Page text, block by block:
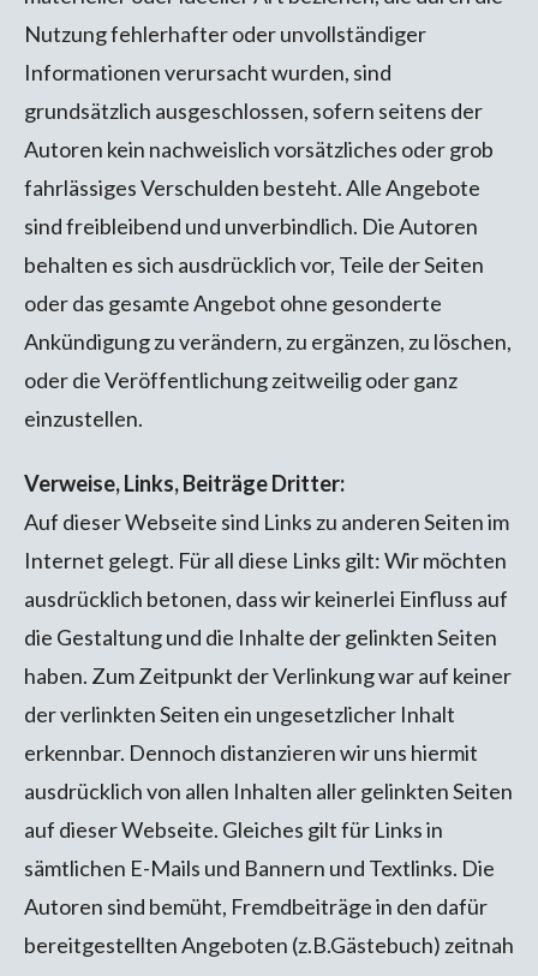
Nutzung fehlerhafter oder unvollständiger
Informationen verursacht wurden, sind
grundsätzlich ausgeschlossen, sofern seitens der
Autoren kein nachweislich vorsätzliches oder grob
fahrlässiges Verschulden besteht. Alle Angebote
sind freibleibend und unverbindlich. Die Autoren
behalten es sich ausdrücklich vor, Teile der Seiten
oder das gesamte Angebot ohne gesonderte
Ankündigung zu verändern, zu ergänzen, zu löschen,
oder die Veröffentlichung zeitweilig oder ganz
einzustellen.
Verweise, Links, Beiträge Dritter:
Auf dieser Webseite sind Links zu anderen Seiten im
Internet gelegt. Für all diese Links gilt: Wir möchten
ausdrücklich betonen, dass wir keinerlei Einfluss auf
die Gestaltung und die Inhalte der gelinkten Seiten
haben. Zum Zeitpunkt der Verlinkung war auf keiner
der verlinkten Seiten ein ungesetzlicher Inhalt
erkennbar. Dennoch distanzieren wir uns hiermit
ausdrücklich von allen Inhalten aller gelinkten Seiten
auf dieser Webseite. Gleiches gilt für Links in
sämtlichen E-Mails und Bannern und Textlinks. Die
Autoren sind bemüht, Fremdbeiträge in den dafür
bereitgestellten Angeboten (z.B.Gästebuch) zeitnah